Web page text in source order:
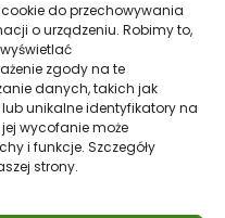
do przechowywania
o urządzeniu. Robimy to,
zgody na te
danych, takich jak
unikalne identyfikatory na
wycofanie może
i funkcje. Szczegóły
strony.
Dom i ogród
O nas
Kontakt
(EU)